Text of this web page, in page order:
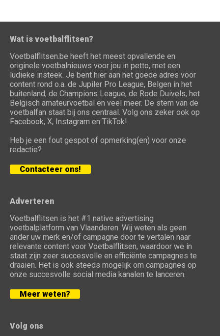
Wat is voetbalflitsen?
Voetbalflitsen.be heeft het meest opvallende en
originele voetbalnieuws voor jou in petto, met een
ludieke insteek. Je bent hier aan het goede adres voor
content rond o.a. de Jupiler Pro League, Belgen in het
buitenland, de Champions League, de Rode Duivels, het
Belgisch amateurvoetbal en veel meer. De stem van de
voetbalfan staat bij ons centraal. Volg ons zeker ook op
Facebook, X, Instagram en TikTok!
Heb je een fout gespot of opmerking(en) voor onze
redactie?
Contacteer ons!
Adverteren
Voetbalflitsen is het #1 native advertising
voetbalplatform van Vlaanderen. Wij weten als geen
ander uw merk en/of campagne door te vertalen naar
relevante content voor Voetbalflitsen, waardoor we in
staat zijn zeer succesvolle en efficiënte campagnes te
draaien. Het is ook steeds mogelijk om campagnes op
onze succesvolle social media kanalen te lanceren.
Meer weten?
Volg ons